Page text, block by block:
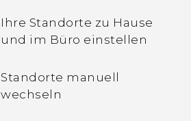
Warum spricht mein
Ihre Standorte zu Hause
und im Büro einstellen
Standorte manuell
wechseln